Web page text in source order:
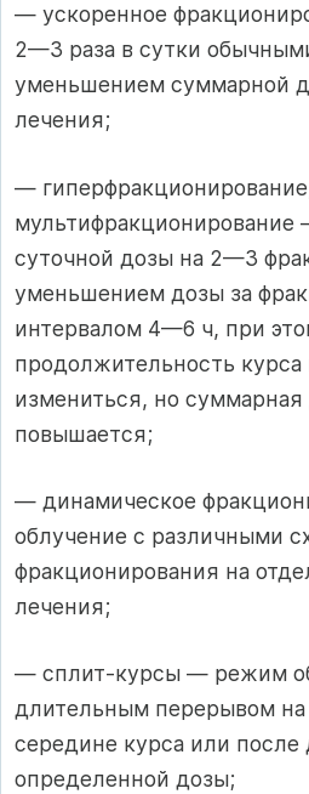
— ускоренное
2—3 раза в сутки
уменьшением суммарной
лечения;
—
мультифракционирование
суточной дозы на 2—3
уменьшением дозы за
интервалом 4—6 ч, при
продолжительность
изменить­ся, но суммарная
повышается;
— динамическое
облучение с различными
фракционирования на
лечения;
— сплит-курсы — режим
длительным перерывом
середине курса или
определенной дозы;